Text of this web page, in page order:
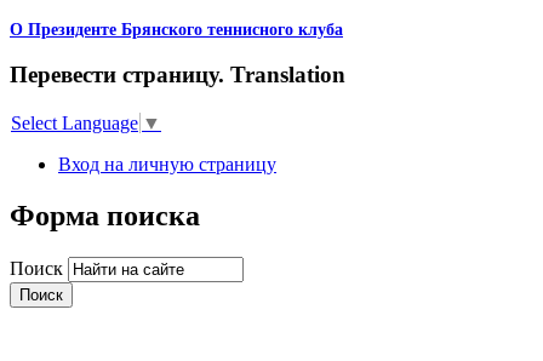
О Президенте Брянского теннисного клуба
Перевести страницу. Translation
Select Language ▼
Вход на личную страницу
Форма поиска
Поиск